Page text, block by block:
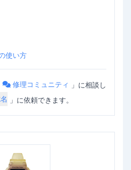
使い方
修理コミュニティ 」 に相談し
名 」に依頼できます。